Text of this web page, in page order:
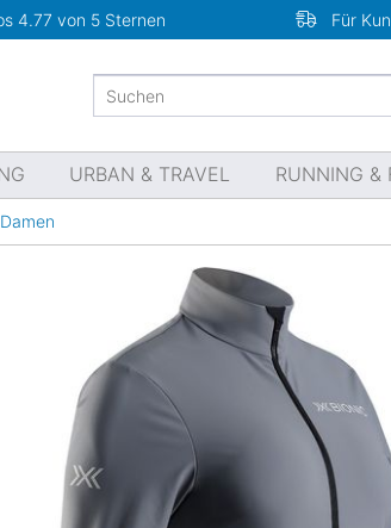
4.77 von 5 Sternen Für
URBAN & TRAVEL RUNNING &
Damen